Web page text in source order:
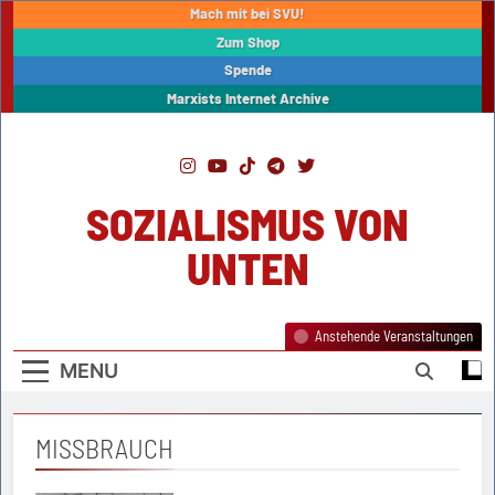
Mach mit bei SVU!
Zum Shop
Spende
Marxists Internet Archive
SOZIALISMUS VON
UNTEN
MENU
Anstehende Veranstaltungen
MISSBRAUCH